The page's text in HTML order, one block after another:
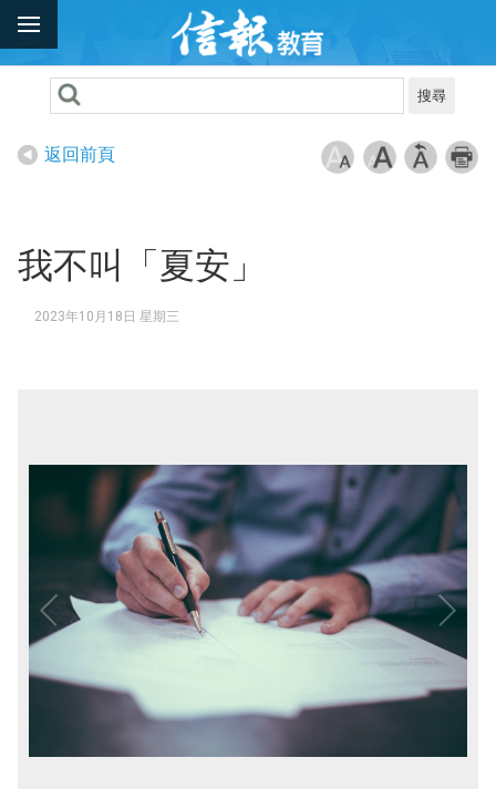
搜尋
返回前頁
我不叫「夏安」
2023年10月18日 星期三